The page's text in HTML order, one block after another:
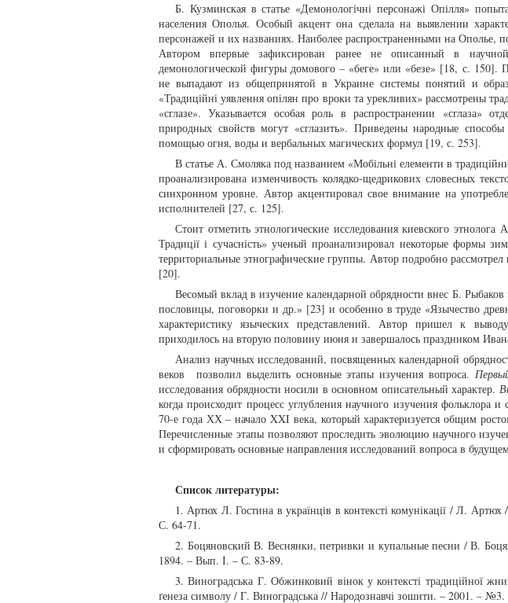
Б. Кузминская в статье «Демонологічні персонажі Опілля»
населения Ополья. Особый акцент она сделала на выявлении
персонажей и их названиях. Наиболее распространенными на Ополье,
Автором впервые зафиксирован ранее не описанный в
демонологической фигуры домового – «беге» или «безе» [18, с. 150].
не выпадают из общепринятой в Украине системы понятий и
«Традиційні уявлення опілян про вроки та урекливих» рассмотрены
«сглазе». Указывается особая роль в распространении «сглаза»
природных свойств могут «сглазить». Приведены народные
помощью огня, воды и вербальных магических формул [19, с. 253].
В статье А. Смоляка под названием «Мобільні елементи в
проанализирована изменчивость колядко-щедрикових словесных
синхронном уровне. Автор акцентировал свое внимание на
исполнителей [27, с. 125].
Стоит отметить этнологические исследования киевского
Традиції і сучасність» ученый проанализировал некоторые формы
территориальные этнографические группы. Автор подробно
[20].
Весомый вклад в изучение календарной обрядности внес Б.
пословицы, поговорки и др.» [23] и особенно в труде «Язычество
характеристику языческих представлений. Автор пришел к
приходилось на вторую половину июня и завершалось праздником
Анализ научных исследований, посвященных календарной
веков позволил выделить основные этапы изучения вопроса.
исследования обрядности носили в основном описательный характер.
когда происходит процесс углубления научного изучения фольклора и
70-е года ХХ – начало XXI века, который характеризуется общим
Перечисленные этапы позволяют проследить эволюцию научного
и сформировать основные направления исследований вопроса в
Список литературы:
1. Артюх Л. Гостина в українців в контексті комунікації / Л.
С. 64-71.
2. Боцяновский В. Веснянки, петривки и купальные песни / В.
1894. – Вып. І. – С. 83-89.
3. Виноградська Г. Обжинковий вінок у контексті традиційної
ґенеза символу / Г. Виноградська // Народознавчі зошити. – 2001. –